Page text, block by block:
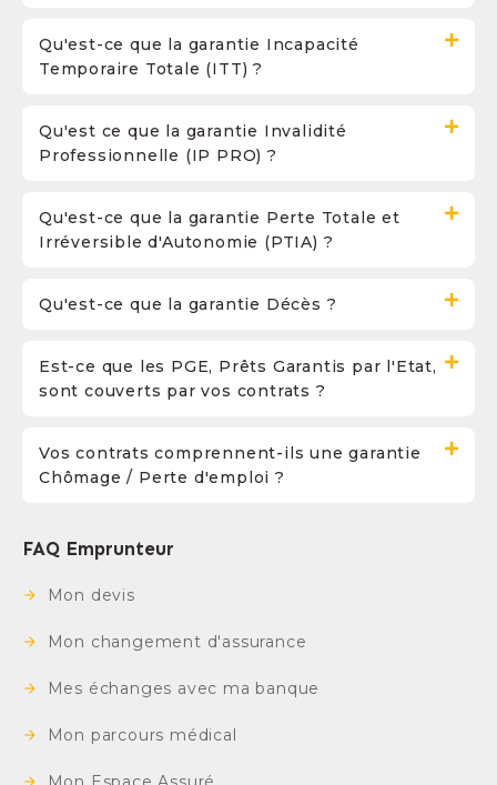
Qu'est-ce que la garantie Incapacité
Temporaire Totale (ITT) ?
Qu'est ce que la garantie Invalidité
Professionnelle (IP PRO) ?
Qu'est-ce que la garantie Perte Totale et
Irréversible d'Autonomie (PTIA) ?
Qu'est-ce que la garantie Décès ?
Est-ce que les PGE, Prêts Garantis par l'Etat,
sont couverts par vos contrats ?
Vos contrats comprennent-ils une garantie
Chômage / Perte d'emploi ?
FAQ Emprunteur
Mon devis
Mon changement d'assurance
Mes échanges avec ma banque
Mon parcours médical